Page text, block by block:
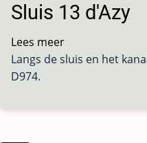
Sluis 13 d'Azy
Lees meer
Sluis
Langs de sluis en het
D974.